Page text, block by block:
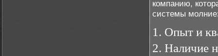
компанию,
системы
1. Опыт и
2. Наличие